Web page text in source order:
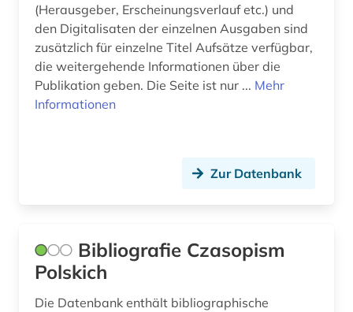
hispanistik (4)
historische linguistik (1)
iberoromanistik (2)
islam (1)
italien (2)
jahrbuch (2)
(Herausgeber, Erscheinungsverlauf etc.) und
den Digitalisaten der einzelnen Ausgaben sind
zusätzlich für einzelne Titel Aufsätze verfügbar,
die weitergehende Informationen über die
Publikation geben. Die Seite ist nur ... Mehr
Informationen
Zur Datenbank
Bibliografie Czasopism
Polskich
Die Datenbank enthält bibliographische